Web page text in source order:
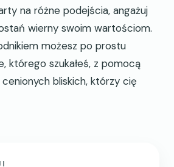
na różne podejścia, angażuj
wierny swoim wartościom.
możesz po prostu
którego szukałeś, z pomocą
bliskich, którzy cię